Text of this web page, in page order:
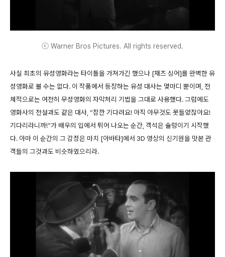
ⓒ Warner Bros Pictures. All rights reserved.
사실 최초의 유성영화라는 타이틀을 가져가긴 했으나 [재즈 싱어]를 완벽한 유
성영화로 볼 수는 없다. 이 작품에서 등장하는 유성 대사는 몇마디 뿐이며, 전
체적으로는 여전히 무성영화의 자막처리 기법을 그대로 사용했다. 그럼에도
영화사의 전설과도 같은 대사, “잠깐 기다려요! 아직 아무것도 못들었잖아요!
기다리라니까!”가 배우의 입에서 튀어 나오는 순간, 객석은 술렁이기 시작했
다. 아마 이 순간의 그 감정은 마치 [아바타]에서 3D 영상의 신기원을 맛본 관
객들의 그것과도 비슷하였으리라.